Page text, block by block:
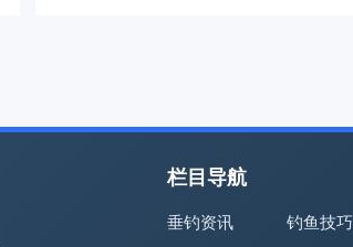
栏目导航
垂钓资讯 钓鱼技巧